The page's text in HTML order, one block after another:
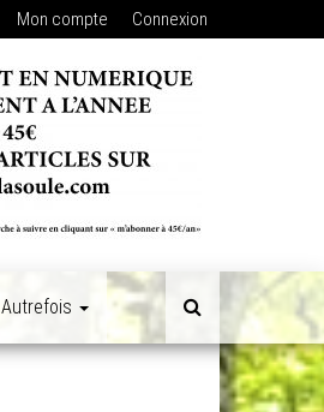
Mon compte Connexion
Autrefois